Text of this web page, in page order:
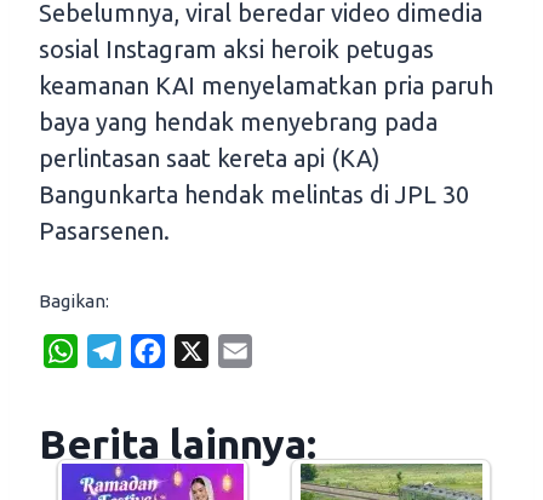
Sebelumnya, viral beredar video dimedia
sosial Instagram aksi heroik petugas
keamanan KAI menyelamatkan pria paruh
baya yang hendak menyebrang pada
perlintasan saat kereta api (KA)
Bangunkarta hendak melintas di JPL 30
Pasarsenen.
Bagikan:
W
t
s
e
g
e
b
i
Berita lainnya: